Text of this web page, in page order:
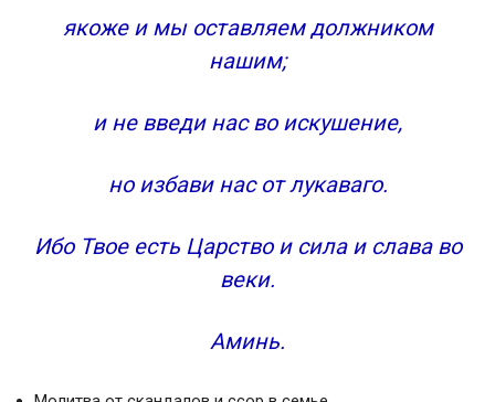
якоже и мы оставляем должником
нашим;
и не введи нас во искушение,
но избави нас от лукаваго.
Ибо Твое есть Царство и сила и слава во
веки.
Аминь.